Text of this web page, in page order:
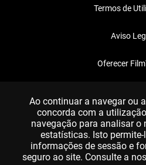
Termos de
Aviso
Oferecer
Ao continuar a navegar ou
concorda com a
navegação para analisar o
estatísticas. Isto
informações de sessão e
seguro ao site. Consulte a